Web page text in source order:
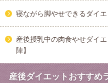
寝ながら脚やせできるダイ
産後授乳中の肉食やせダイ
陣】
産後ダイエットおすすめ